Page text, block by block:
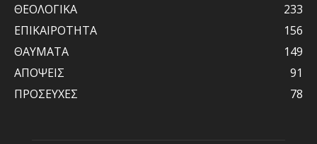
ΘΕΟΛΟΓΙΚΑ
233
ΕΠΙΚΑΙΡΟΤΗΤΑ
156
ΘΑΥΜΑΤΑ
149
ΑΠΟΨΕΙΣ
91
ΠΡΟΣΕΥΧΕΣ
78